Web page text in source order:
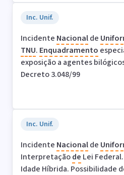
Inc. Unif.
Incidente Nacionalde
TNU. Enquadramento
exposição a agentes
Decreto 3.048/99
Inc. Unif.
Incidente Nacionalde
Interpretaçãode Lei
Idade Híbrida. Possibilidade